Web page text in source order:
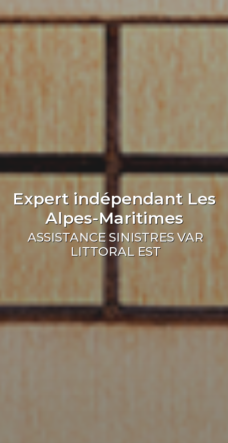
Expert indépendant Les
Alpes-Maritimes
ASSISTANCE SINISTRES VAR
LITTORAL EST